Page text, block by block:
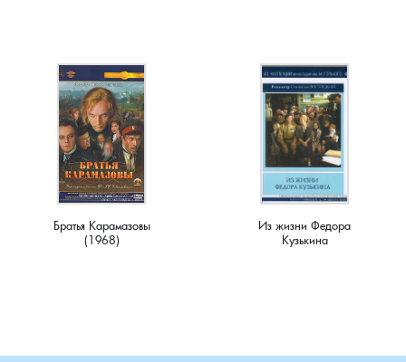
Братья Карамазовы
(1968)
Из жизни Федора
Кузькина
Пожарницы, деревня
Полушино, деревня
Приволье, деревня